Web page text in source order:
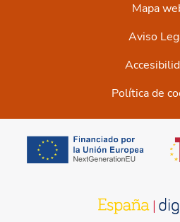
Mapa
Aviso
Política de
se abre en una
se